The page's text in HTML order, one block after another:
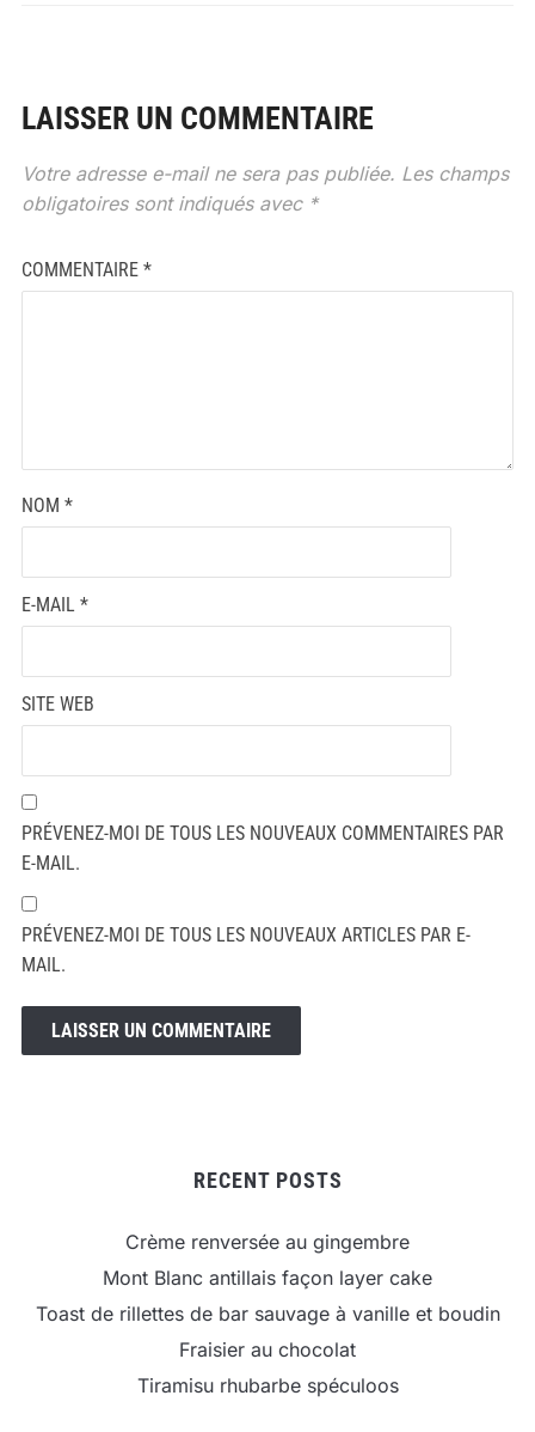
LAISSER UN COMMENTAIRE
Votre adresse e-mail ne sera pas publiée. Les champs
obligatoires sont indiqués avec *
COMMENTAIRE *
NOM *
E-MAIL *
SITE WEB
PRÉVENEZ-MOI DE TOUS LES NOUVEAUX COMMENTAIRES PAR
E-MAIL.
PRÉVENEZ-MOI DE TOUS LES NOUVEAUX ARTICLES PAR E-
MAIL.
RECENT POSTS
Crème renversée au gingembre
Mont Blanc antillais façon layer cake
Toast de rillettes de bar sauvage à vanille et boudin
Fraisier au chocolat
Tiramisu rhubarbe spéculoos